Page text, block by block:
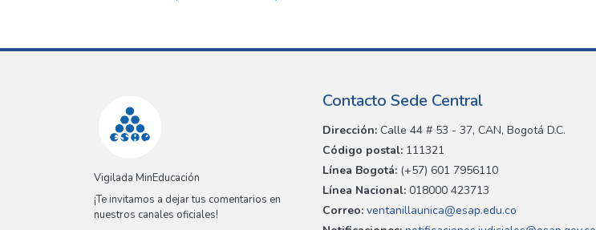
Vigilada MinEducación
¡Te invitamos a dejar tus comentarios en
nuestros canales oficiales!
Contacto Sede Central
Dirección: Calle 44 # 53 - 37, CAN, Bogotá D.C.
Código postal: 111321
Línea Bogotá: (+57) 601 7956110
Línea Nacional: 018000 423713
Correo: ventanillaunica@esap.edu.co